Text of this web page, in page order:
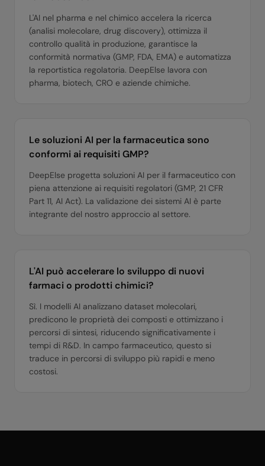
L'AI nel pharma e nel chimico accelera la ricerca
(analisi molecolare, drug discovery), ottimizza il
controllo qualità in produzione, garantisce la
conformità normativa (GMP, FDA, EMA) e automatizza
la reportistica regolatoria. DeepElse lavora con
pharma, biotech, CRO e aziende chimiche.
Le soluzioni AI per la farmaceutica sono
conformi ai requisiti GMP?
DeepElse progetta soluzioni AI per il farmaceutico con
piena attenzione ai requisiti regolatori (GMP, 21 CFR
Part 11, AI Act). La validazione dei sistemi AI è parte
integrante del nostro approccio al settore.
L'AI può accelerare lo sviluppo di nuovi
farmaci o prodotti chimici?
Sì. I modelli AI analizzano dataset molecolari,
predicono le proprietà dei composti e ottimizzano i
percorsi di sintesi, riducendo significativamente i
tempi di R&D. In campo farmaceutico, questo si
traduce in percorsi di sviluppo più rapidi e meno
costosi.